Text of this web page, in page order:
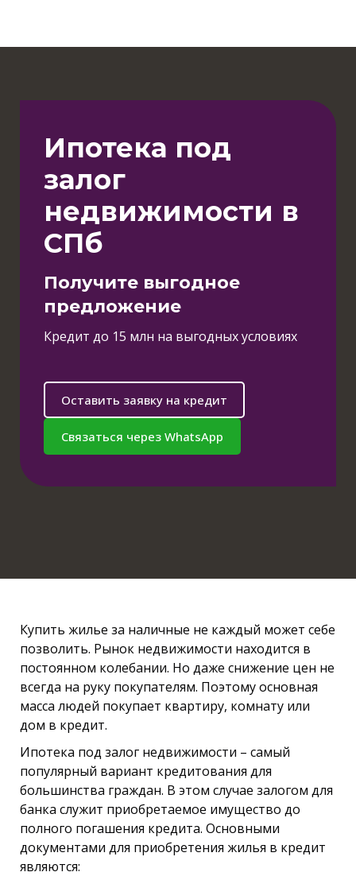
Ипотека под
залог
недвижимости в
СПб
Получите выгодное
предложение
Кредит до 15 млн на выгодных условиях
Оставить заявку на кредит
Связаться через WhatsApp
Купить жилье за наличные не каждый может себе
позволить. Рынок недвижимости находится в
постоянном колебании. Но даже снижение цен не
всегда на руку покупателям. Поэтому основная
масса людей покупает квартиру, комнату или
дом в кредит.
Ипотека под залог недвижимости – самый
популярный вариант кредитования для
большинства граждан. В этом случае залогом для
банка служит приобретаемое имущество до
полного погашения кредита. Основными
документами для приобретения жилья в кредит
являются: